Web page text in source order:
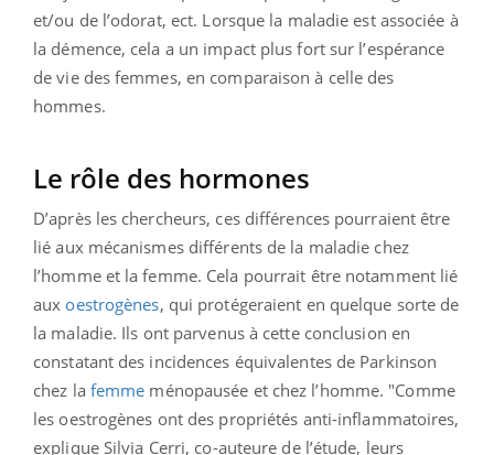
et/ou de l’odorat, ect. Lorsque la maladie est associée à
la démence, cela a un impact plus fort sur l’espérance
de vie des femmes, en comparaison à celle des
hommes.
Le rôle des hormones
D’après les chercheurs, ces différences pourraient être
lié aux mécanismes différents de la maladie chez
l’homme et la femme. Cela pourrait être notamment lié
aux oestrogènes, qui protégeraient en quelque sorte de
la maladie. Ils ont parvenus à cette conclusion en
constatant des incidences équivalentes de Parkinson
chez la femme ménopausée et chez l’homme. "Comme
les oestrogènes ont des propriétés anti-inflammatoires,
explique Silvia Cerri, co-auteure de l’étude, leurs